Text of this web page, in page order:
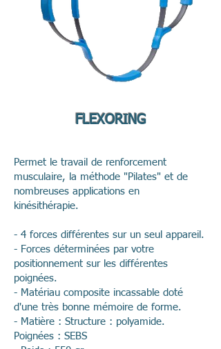
FLEXORING
Permet le travail de renforcement
musculaire, la méthode "Pilates" et de
nombreuses applications en
kinésithérapie.
- 4 forces différentes sur un seul appareil.
- Forces déterminées par votre
positionnement sur les différentes
poignées.
- Matériau composite incassable doté
d'une très bonne mémoire de forme.
- Matière : Structure : polyamide.
Poignées : SEBS